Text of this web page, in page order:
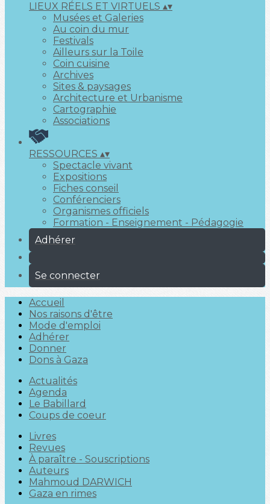
LIEUX RÉELS ET VIRTUELS ▴▾
Musées et Galeries
Au coin du mur
Festivals
Ailleurs sur la Toile
Coin cuisine
Archives
Sites & paysages
Architecture et Urbanisme
Cartographie
Associations
RESSOURCES ▴▾
Spectacle vivant
Expositions
Fiches conseil
Conférenciers
Organismes officiels
Formation - Enseignement - Pédagogie
Adhérer
Se connecter
Accueil
Nos raisons d'être
Mode d'emploi
Adhérer
Donner
Dons à Gaza
Actualités
Agenda
Le Babillard
Coups de coeur
Livres
Revues
À paraître - Souscriptions
Auteurs
Mahmoud DARWICH
Gaza en rimes